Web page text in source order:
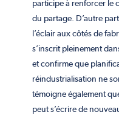
participe à renforcer le
du partage. D’autre
l’éclair aux côtés de
s’inscrit pleinement
et confirme que
réindustrialisation ne
témoigne également
peut s’écrire de